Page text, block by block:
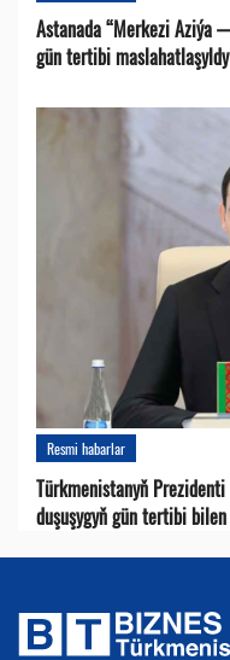
Astanada “Merkezi Aziýa
gün tertibi maslahatlaşyldy
Resmi habarlar
Türkmenistanyň
duşuşygyň gün tertibi